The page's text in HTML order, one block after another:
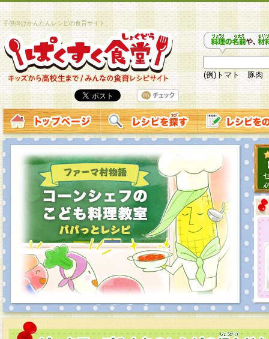
子供向けかんたんレシピの食育サイト
(例)トマト 豚肉